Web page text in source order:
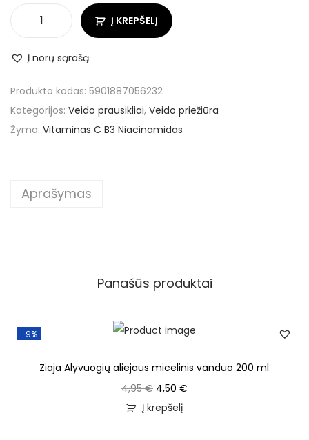
Į KREPŠELĮ
Į norų sąrašą
Produkto kodas: 5901887056232
Kategorijos: Veido prausikliai, Veido priežiūra
Žyma: Vitaminas C B3 Niacinamidas
Aprašymas
Panašūs produktai
-9%
Ziaja Alyvuogių aliejaus micelinis vanduo 200 ml
4,95€ 4,50 €
Į krepšelį